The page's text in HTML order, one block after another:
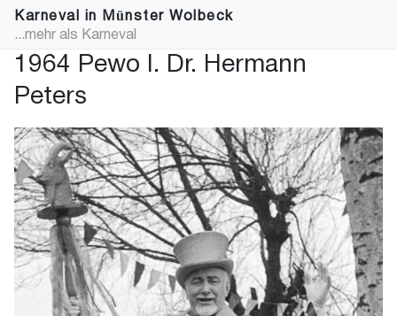
Karneval in Münster Wolbeck
...mehr als Karneval
1964 Pewo I. Dr. Hermann
Peters